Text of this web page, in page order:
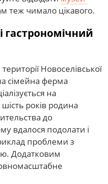
теж чимало цікавого.
гастрономічний
Новоселівської
сімейна ферма
на
років родина
до
вдалося подолати і
проблеми з
Додатковим